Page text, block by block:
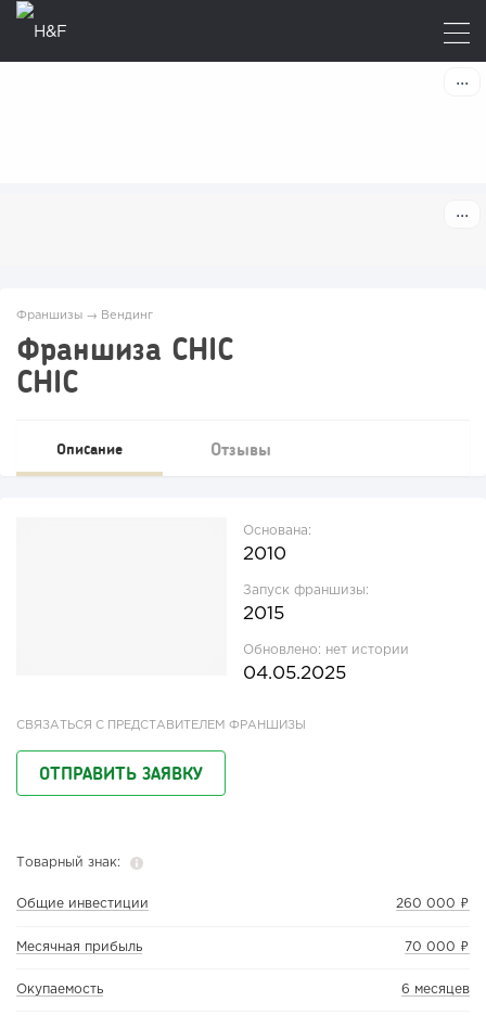
Франшизы → Вендинг
Франшиза CHIC
CHIC
Описание Отзывы
Основана:
2010
Запуск франшизы:
2015
Обновлено: нет истории
04.05.2025
СВЯЗАТЬСЯ С ПРЕДСТАВИТЕЛЕМ ФРАНШИЗЫ
ОТПРАВИТЬ ЗАЯВКУ
Товарный знак:
Общие инвестиции 260 000 ₽
Месячная прибыль 70 000 ₽
Окупаемость 6 месяцев